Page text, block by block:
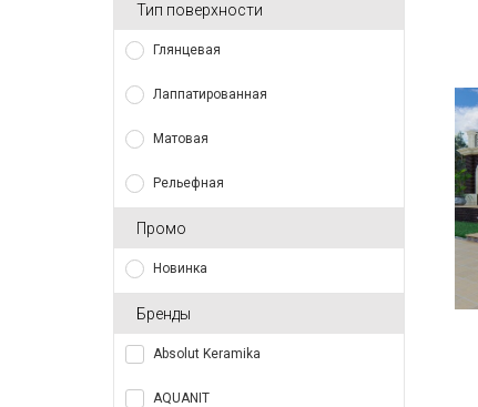
Тип поверхности
Глянцевая
Лаппатированная
Матовая
Рельефная
Промо
Новинка
Бренды
Absolut Keramika
AQUANIT